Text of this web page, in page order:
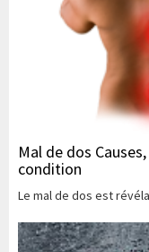
Mal de dos
condition
Le mal de dos est